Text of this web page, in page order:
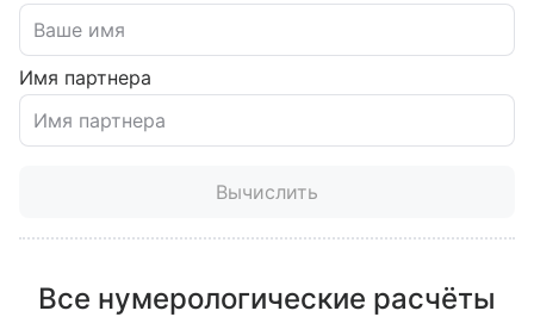
Имя партнера
Вычислить
Все нумерологические расчёты